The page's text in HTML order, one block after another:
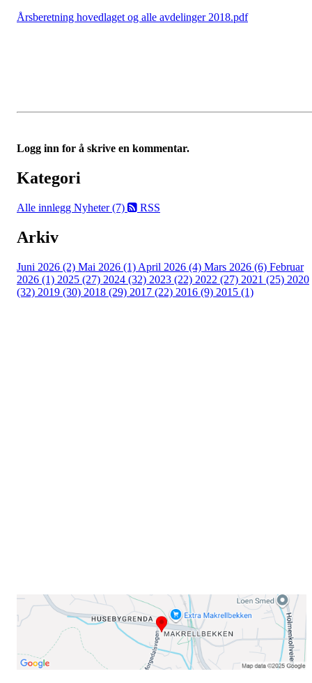
Årsberetning hovedlaget og alle avdelinger 2018.pdf
Logg inn for å skrive en kommentar.
Kategori
Alle innlegg Nyheter (7) RSS
Arkiv
Juni 2026 (2) Mai 2026 (1) April 2026 (4) Mars 2026 (6) Februar
2026 (1) 2025 (27) 2024 (32) 2023 (22) 2022 (27) 2021 (25) 2020
(32) 2019 (30) 2018 (29) 2017 (22) 2016 (9) 2015 (1)